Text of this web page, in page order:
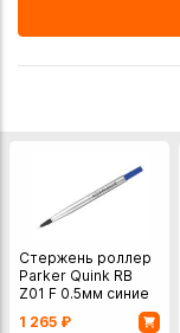
Стержень роллер
Parker Quink RB
Z01 F 0.5мм синие
1 265 ₽